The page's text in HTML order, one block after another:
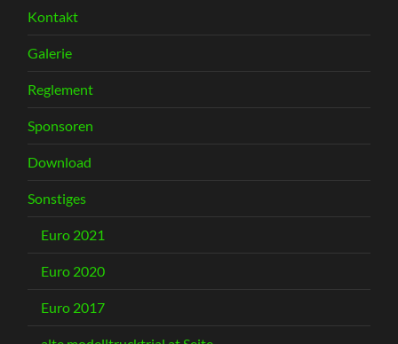
Kontakt
Galerie
Reglement
Sponsoren
Download
Sonstiges
Euro 2021
Euro 2020
Euro 2017